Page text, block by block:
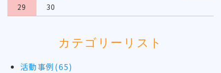
29
30
カテゴリーリスト
活動事例(65)